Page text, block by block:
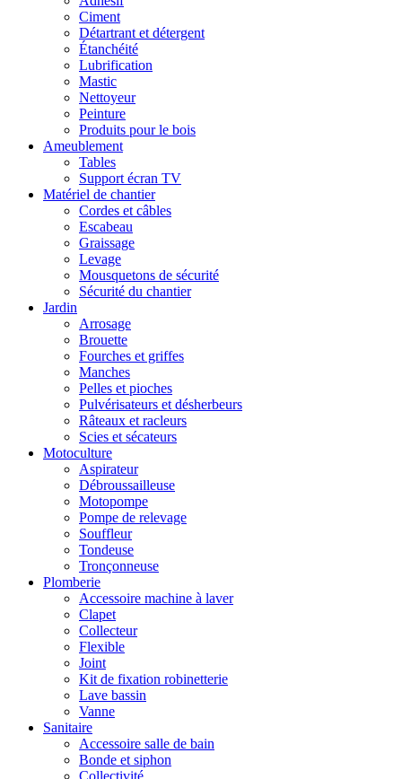
Ciment
Détartrant et détergent
Étanchéité
Lubrification
Mastic
Nettoyeur
Peinture
Produits pour le bois
Ameublement
Tables
Support écran TV
Matériel de chantier
Cordes et câbles
Escabeau
Graissage
Levage
Mousquetons de sécurité
Sécurité du chantier
Jardin
Arrosage
Brouette
Fourches et griffes
Manches
Pelles et pioches
Pulvérisateurs et désherbeurs
Râteaux et racleurs
Scies et sécateurs
Motoculture
Aspirateur
Débroussailleuse
Motopompe
Pompe de relevage
Souffleur
Tondeuse
Tronçonneuse
Plomberie
Accessoire machine à laver
Clapet
Collecteur
Flexible
Joint
Kit de fixation robinetterie
Lave bassin
Vanne
Sanitaire
Accessoire salle de bain
Bonde et siphon